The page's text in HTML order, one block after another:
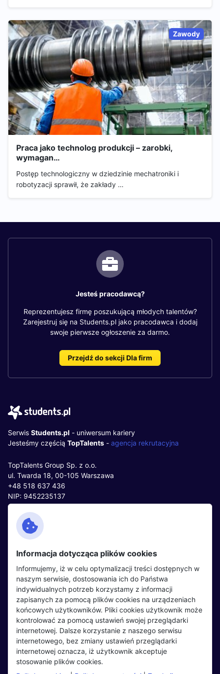
Zawody
Praca jako technolog produkcji – zarobki,
wymagan…
Postęp technologiczny w dziedzinie mechatroniki i
robotyzacji sprawił, że zakłady …
Jesteś pracodawcą?
Reprezentujesz firmę poszukującą młodych talentów?
Zarejestruj się na Students.pl jako pracodawca i dodaj
swoje pierwsze ogłoszenie za darmo.
Przejdź do sekcji Dla firm
Serwis Students.pl - uniwersum kariery
Jesteśmy częścią TopTalents - agencja rekrutacyjna
TopTalents Group Sp. z o.o.
ul. Twarda 18, 00-105 Warszawa
+48 518 637 436
NIP: 9452235137
Kontakt
Facebook
Twitter
LinkedIn
Partnerzy
Wydarzenia
Kandydaci
Regulamin kandydata
Oferty pracy
Pracodawcy
Pracodawcy
Regulamin pracodawcy
Dodaj ogłoszenie
Informacja dotycząca plików cookies
Informujemy, iż w celu optymalizacji treści dostępnych w
naszym serwisie, dostosowania ich do Państwa
indywidualnych potrzeb korzystamy z informacji
zapisanych za pomocą plików cookies na urządzeniach
końcowych użytkowników. Pliki cookies użytkownik może
kontrolować za pomocą ustawień swojej przeglądarki
internetowej. Dalsze korzystanie z naszego serwisu
internetowego, bez zmiany ustawień przeglądarki
internetowej oznacza, iż użytkownik akceptuje
stosowanie plików cookies.